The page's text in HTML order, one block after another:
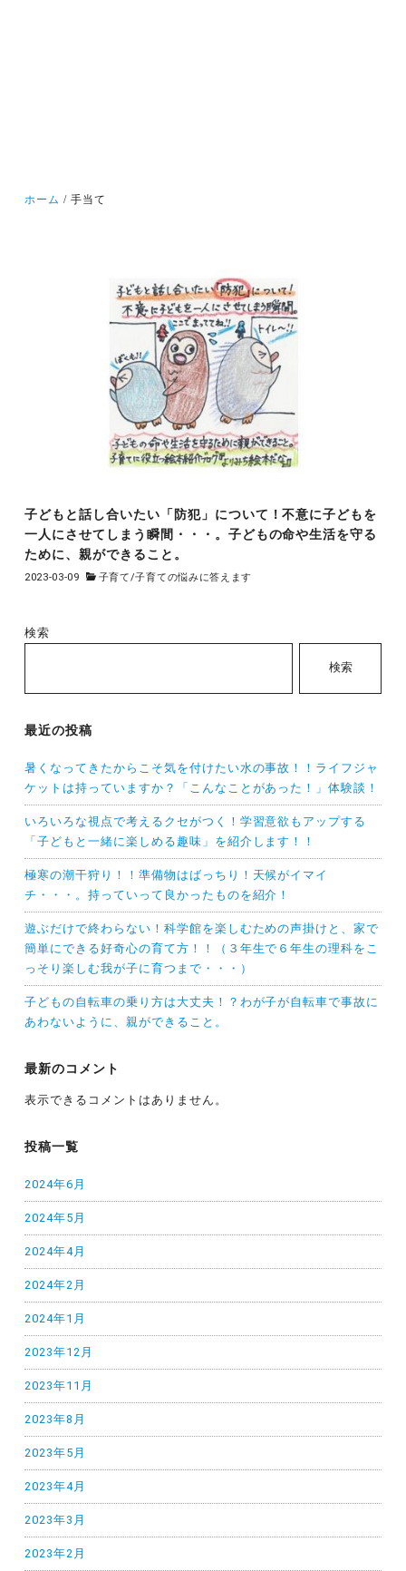
ホーム 手当て
子どもと話し合いたい「防犯」について！不意に子どもを
一人にさせてしまう瞬間・・・。子どもの命や生活を守る
ために、親ができること。
2023-03-09 子育て/子育ての悩みに答えます
検索
検索
最近の投稿
暑くなってきたからこそ気を付けたい水の事故！！ライフジャ
ケットは持っていますか？「こんなことがあった！」体験談！
いろいろな視点で考えるクセがつく！学習意欲もアップする
「子どもと一緒に楽しめる趣味」を紹介します！！
極寒の潮干狩り！！準備物はばっちり！天候がイマイ
チ・・・。持っていって良かったものを紹介！
遊ぶだけで終わらない！科学館を楽しむための声掛けと、家で
簡単にできる好奇心の育て方！！（３年生で６年生の理科をこ
っそり楽しむ我が子に育つまで・・・）
子どもの自転車の乗り方は大丈夫！？わが子が自転車で事故に
あわないように、親ができること。
最新のコメント
表示できるコメントはありません。
投稿一覧
2024年6月
2024年5月
2024年4月
2024年2月
2024年1月
2023年12月
2023年11月
2023年8月
2023年5月
2023年4月
2023年3月
2023年2月